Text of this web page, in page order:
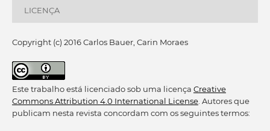
LICENÇA
Copyright (c) 2016 Carlos Bauer, Carin Moraes
Este trabalho está licenciado sob uma licença Creative
Commons Attribution 4.0 International License. Autores que
publicam nesta revista concordam com os seguintes termos: